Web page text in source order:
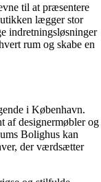
til at præsentere
lægger stor
indretningsløsninger
rum og skabe en
i København.
af designermøbler og
Bolighus kan
der værdsætter